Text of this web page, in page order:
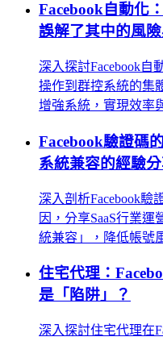
Facebook自動化
誤解了其中的風
深入探討Facebook自
操作到群控系統的集
增強系統，實現效率
Facebook驗證碼
系統兼容的經驗
深入剖析Facebook驗
因，分享SaaS行業
統兼容」，降低帳號
住宅代理：
是「陷阱」？
深入探討住宅代理在